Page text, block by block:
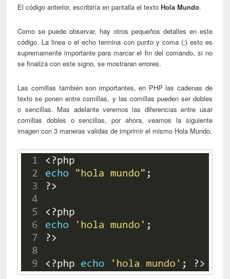
El código anterior, escribiría en pantalla el textoHola Mundo.
Como se puede observar, hay otros pequeños detalles en este
código. La linea o el echo termina con punto y coma (;) esto es
supremamente importante para marcar el fin del comando, si no
se finaliza con este signo, se mostraran errores.
Las comillas también son importantes, en PHP las cadenas de
texto se ponen entre comillas, y las comillas pueden ser dobles
o sencillas. Mas adelante veremos las diferencias entre usar
comillas dobles o sencillas, por ahora, veamos la siguiente
imagen con 3 maneras validas de imprimir el mismo Hola Mundo.